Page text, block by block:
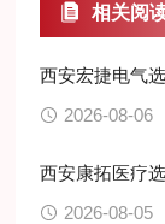
相关阅
西安宏捷电气
2026-08-06
西安康拓医疗
2026-08-05